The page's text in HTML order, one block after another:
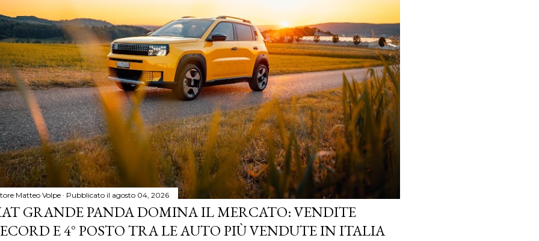
Matteo Volpe Pubblicato il agosto 04, 2026
GRANDE PANDA DOMINA IL MERCATO: VENDITE
E 4° POSTO TRA LE AUTO PIÙ VENDUTE IN ITALIA